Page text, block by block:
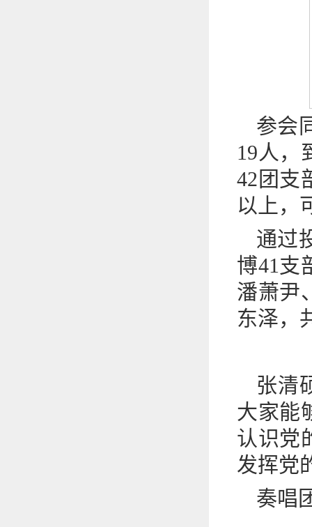
参会
19人，
42团支
以上，
通过
博41支
潘萧尹
东泽，
张清
大家能
认识党
发挥党
奏唱